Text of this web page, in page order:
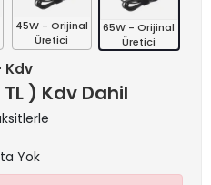
45W - Orijinal
Üretici
65W - Orijinal
Üretici
Kdv
) Kdv Dahil
Yok